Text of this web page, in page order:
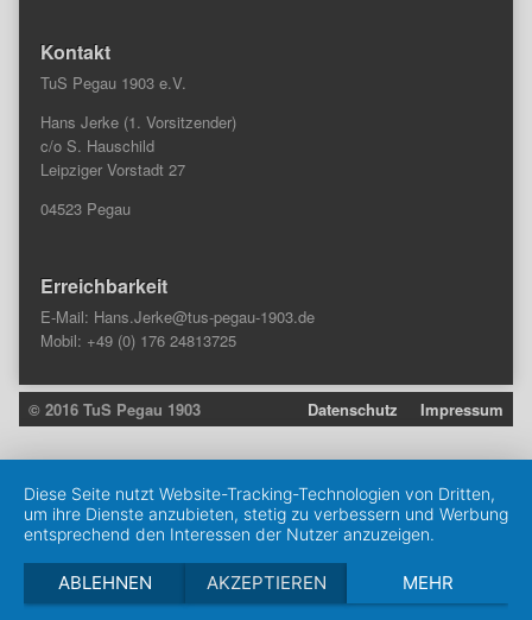
Kontakt
TuS Pegau 1903 e.V.
Hans Jerke (1. Vorsitzender)
c/o S. Hauschild
Leipziger Vorstadt 27
04523 Pegau
Erreichbarkeit
E-Mail: Hans.Jerke@tus-pegau-1903.de
Mobil: +49 (0) 176 24813725
© 2016 TuS Pegau 1903 Datenschutz Impressum
Diese Seite nutzt Website-Tracking-Technologien von Dritten,
um ihre Dienste anzubieten, stetig zu verbessern und Werbung
entsprechend den Interessen der Nutzer anzuzeigen.
ABLEHNEN AKZEPTIEREN MEHR